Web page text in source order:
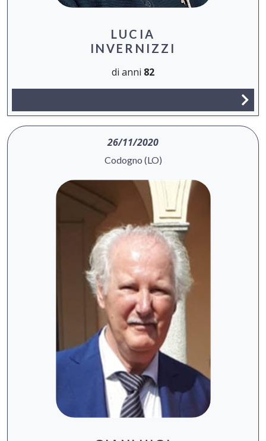
LUCIA
INVERNIZZI
di anni 82
26/11/2020
Codogno (LO)